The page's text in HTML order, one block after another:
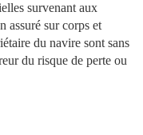
survenant aux
assuré sur corps et
du navire sont sans
du risque de perte ou